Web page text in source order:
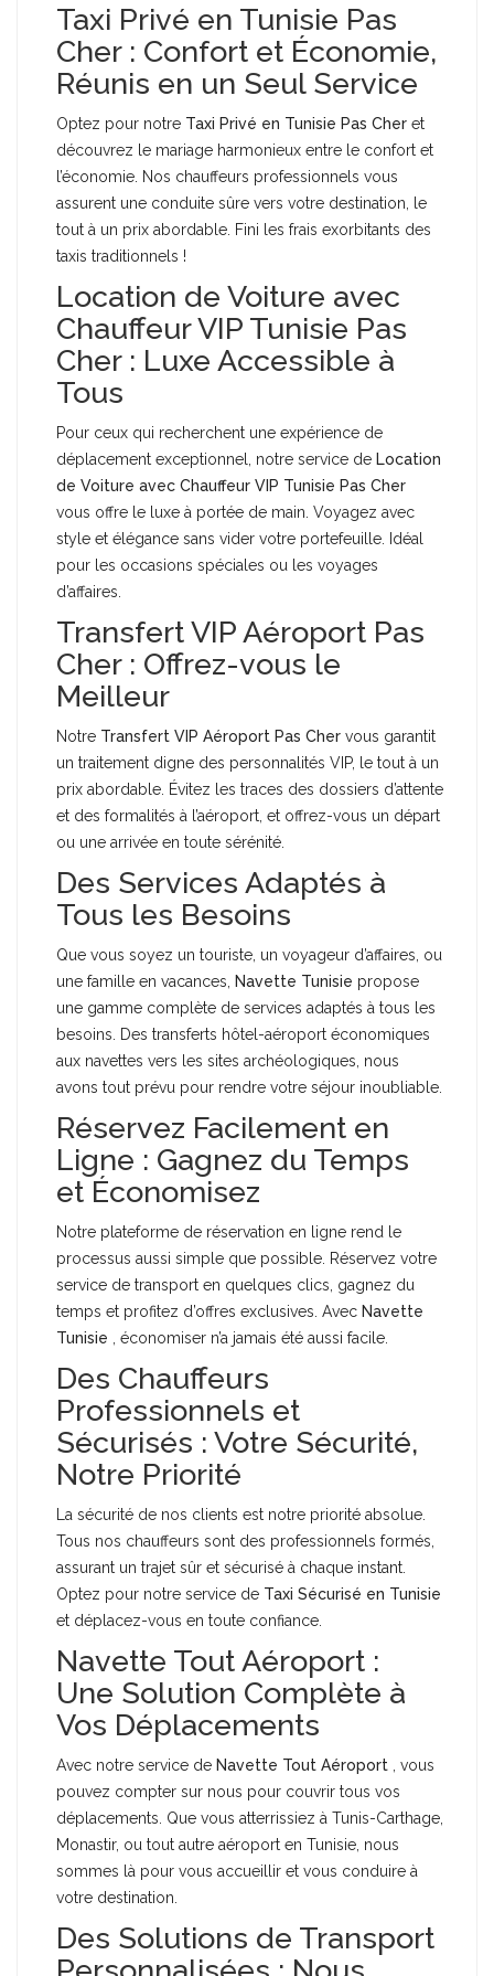
Taxi Privé en Tunisie Pas
Cher : Confort et Économie,
Réunis en un Seul Service
Optez pour notre Taxi Privé en Tunisie Pas Cher et
découvrez le mariage harmonieux entre le confort et
l’économie. Nos chauffeurs professionnels vous
assurent une conduite sûre vers votre destination, le
tout à un prix abordable. Fini les frais exorbitants des
taxis traditionnels !
Location de Voiture avec
Chauffeur VIP Tunisie Pas
Cher : Luxe Accessible à
Tous
Pour ceux qui recherchent une expérience de
déplacement exceptionnel, notre service de Location
de Voiture avec Chauffeur VIP Tunisie Pas Cher
vous offre le luxe à portée de main. Voyagez avec
style et élégance sans vider votre portefeuille. Idéal
pour les occasions spéciales ou les voyages
d’affaires.
Transfert VIP Aéroport Pas
Cher : Offrez-vous le
Meilleur
Notre Transfert VIP Aéroport Pas Cher vous garantit
un traitement digne des personnalités VIP, le tout à un
prix abordable. Évitez les traces des dossiers d’attente
et des formalités à l’aéroport, et offrez-vous un départ
ou une arrivée en toute sérénité.
Des Services Adaptés à
Tous les Besoins
Que vous soyez un touriste, un voyageur d’affaires, ou
une famille en vacances,
Navette Tunisie propose
une gamme complète de services adaptés à tous les
besoins. Des transferts hôtel-aéroport économiques
aux navettes vers les sites archéologiques, nous
avons tout prévu pour rendre votre séjour inoubliable.
Réservez Facilement en
Ligne : Gagnez du Temps
et Économisez
Notre plateforme de réservation en ligne rend le
processus aussi simple que possible. Réservez votre
service de transport en quelques clics, gagnez du
temps et profitez d’offres exclusives. Avec Navette
Tunisie , économiser n’a jamais été aussi facile.
Des Chauffeurs
Professionnels et
Sécurisés : Votre Sécurité,
Notre Priorité
La sécurité de nos clients est notre priorité absolue.
Tous nos chauffeurs sont des professionnels formés,
assurant un trajet sûr et sécurisé à chaque instant.
Optez pour notre service de Taxi Sécurisé en Tunisie
et déplacez-vous en toute confiance.
Navette Tout Aéroport :
Une Solution Complète à
Vos Déplacements
Avec notre service de Navette Tout Aéroport , vous
pouvez compter sur nous pour couvrir tous vos
déplacements. Que vous atterrissiez à Tunis-Carthage,
Monastir, ou tout autre aéroport en Tunisie, nous
sommes là pour vous accueillir et vous conduire à
votre destination.
Des Solutions de Transport